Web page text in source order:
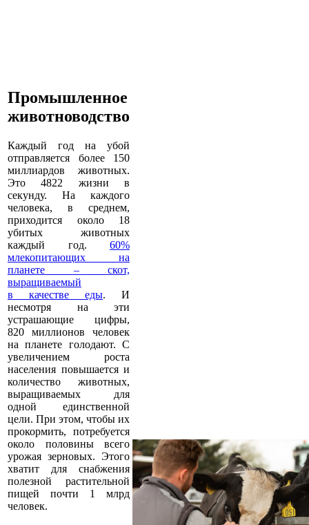
Промышленное
животноводство
Каждый год на убой
отправляется более 150
миллиардов животных.
Это 4822 жизни в
секунду. На каждого
человека, в среднем,
приходится около 18
убитых животных
каждый год. 60%
млекопитающих на
планете – скот,
выращиваемый
в качестве еды. И
несмотря на эти
устрашающие цифры,
820 миллионов человек
на планете голодают. С
увеличением роста
населения повышается и
количество животных,
выращиваемых для
одной единственной
цели. При этом, чтобы их
прокормить, потребуется
около половины всего
урожая зерновых. Этого
хватит для снабжения
полезной растительной
пищей почти 1 млрд
человек.